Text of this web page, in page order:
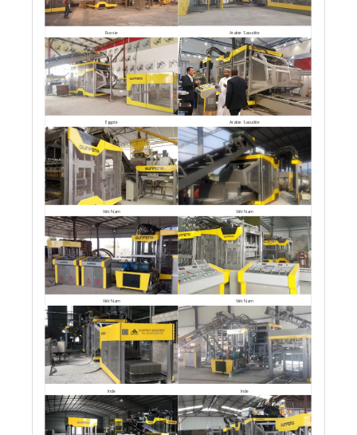
Russie Arabie Saoudite
Egypte Arabie Saoudite
Viêt Nam Viêt Nam
Viêt Nam Viêt Nam
Inde Inde